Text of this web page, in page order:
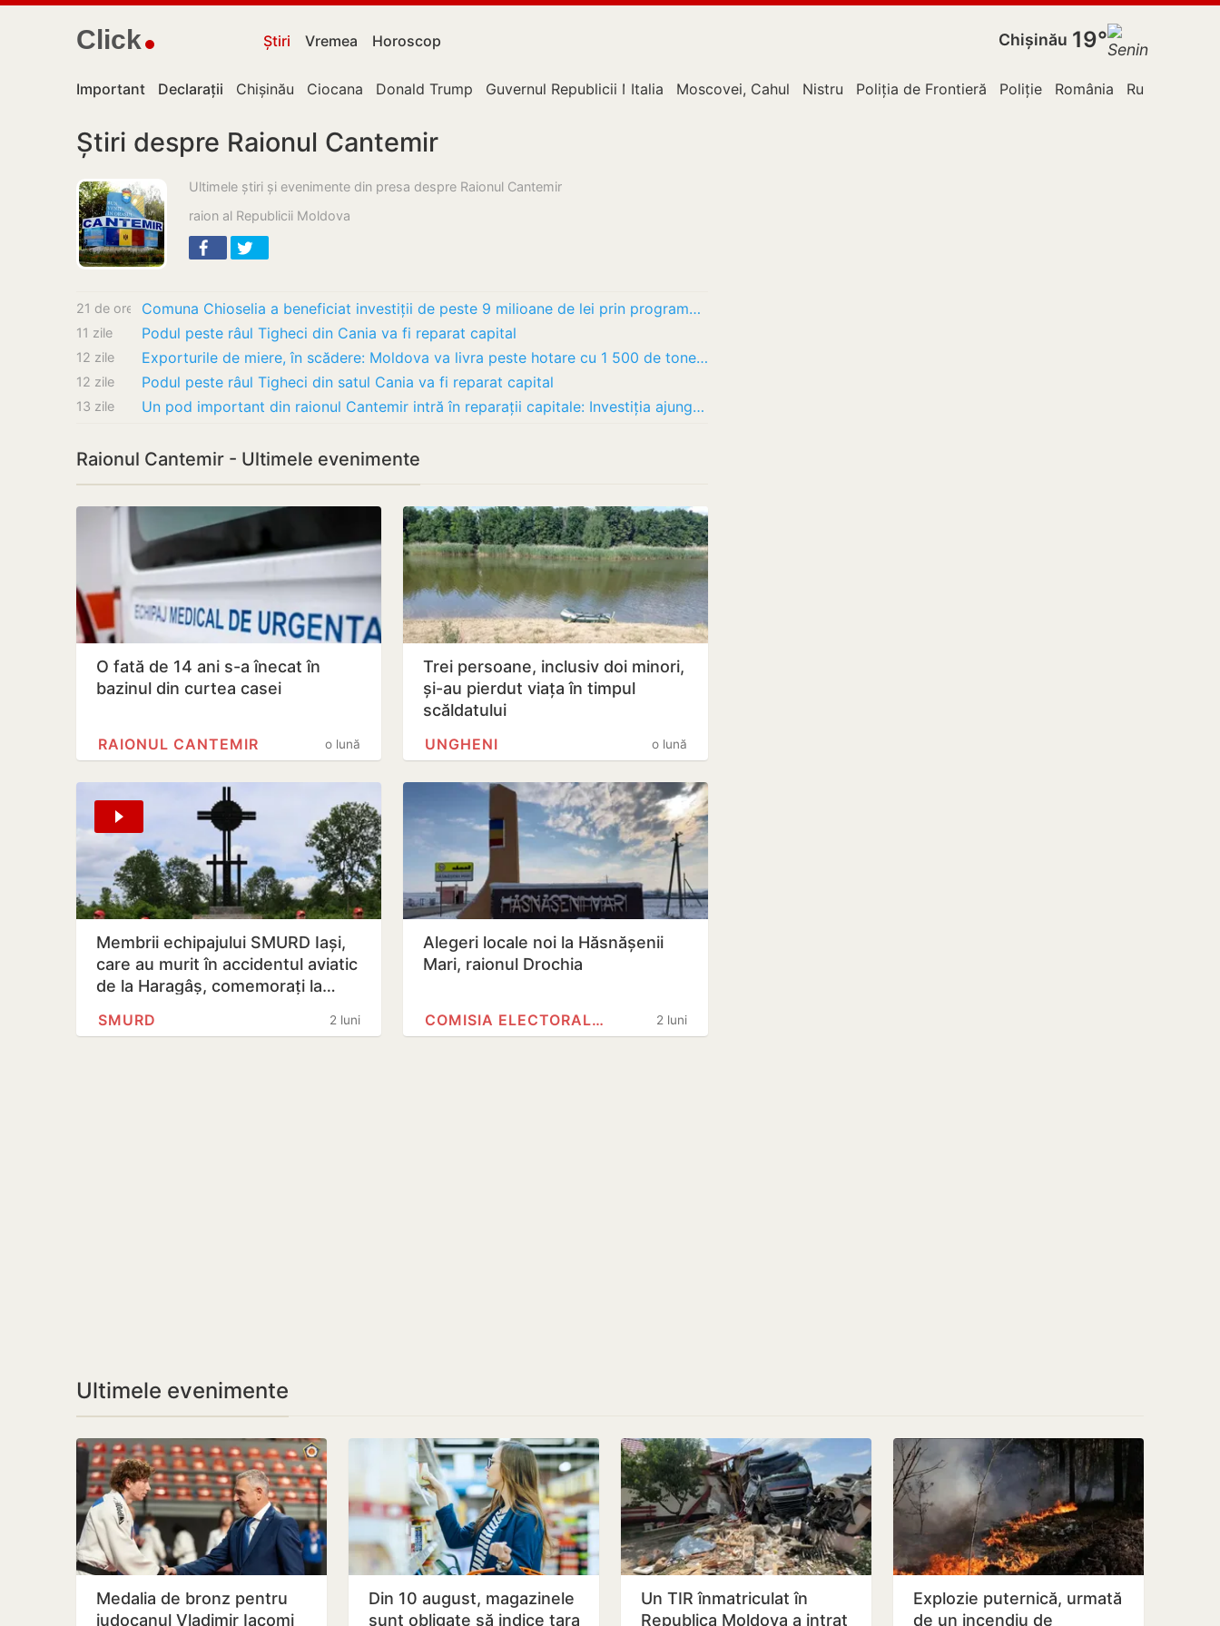
Click Știri Vremea Horoscop Chișinău 19°
Important Declarații Chișinău Ciocana Donald Trump Guvernul Republicii Moldova
Italia Moscovei, Cahul Nistru Poliția de Frontieră Poliție România Rusia
Știri despre Raionul Cantemir
Ultimele știri și evenimente din presa despre Raionul Cantemir
raion al Republicii Moldova
21 de ore Comuna Chioselia a beneficiat investiții de peste 9 milioane de lei prin programele…
11 zile Podul peste râul Tigheci din Cania va fi reparat capital
12 zile Exporturile de miere, în scădere: Moldova va livra peste hotare cu 1 500 de tone mai puțin
12 zile Podul peste râul Tigheci din satul Cania va fi reparat capital
13 zile Un pod important din raionul Cantemir intră în reparații capitale: Investiția ajunge la…
Raionul Cantemir - Ultimele evenimente
O fată de 14 ani s-a înecat în
bazinul din curtea casei
o lună
RAIONUL CANTEMIR
Trei persoane, inclusiv doi minori,
și-au pierdut viața în timpul
scăldatului
o lună
UNGHENI
Membrii echipajului SMURD Iași,
care au murit în accidentul aviatic
de la Haragâș, comemorați la…
2 luni
SMURD
Alegeri locale noi la Hăsnășenii
Mari, raionul Drochia
2 luni
COMISIA ELECTORALĂ CENTRALĂ
Ultimele evenimente
Medalia de bronz pentru
judocanul Vladimir Iacomi
Din 10 august, magazinele
sunt obligate să indice țara
Un TIR înmatriculat în
Republica Moldova a intrat
Explozie puternică, urmată
de un incendiu de